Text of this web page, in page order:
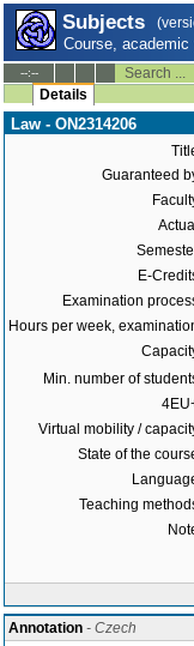
Subjects
Course, academic
--:-- Search ...
Details
Law - ON2314206
Guaranteed
E-
Examination
Hours per week,
Min. number of
Virtual mobility /
State of the
Teaching
Annotation - Czech